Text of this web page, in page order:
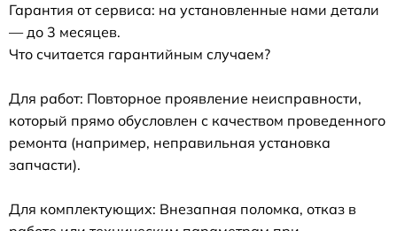
Гарантия от сервиса: на установленные нами детали
— до 3 месяцев.
Что считается гарантийным случаем?
Для работ: Повторное проявление неисправности,
который прямо обусловлен с качеством проведенного
ремонта (например, неправильная установка
запчасти).
Для комплектующих: Внезапная поломка, отказ в